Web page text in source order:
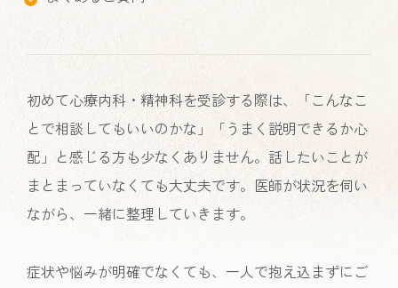
初めて心療内科・精神科を受診する際は、「こんなこ
とで相談してもいいのかな」「うまく説明できるか心
配」と感じる方も少なくありません。話したいことが
まとまっていなくても大丈夫です。医師が状況を伺い
ながら、一緒に整理していきます。
症状や悩みが明確でなくても、一人で抱え込まずにご